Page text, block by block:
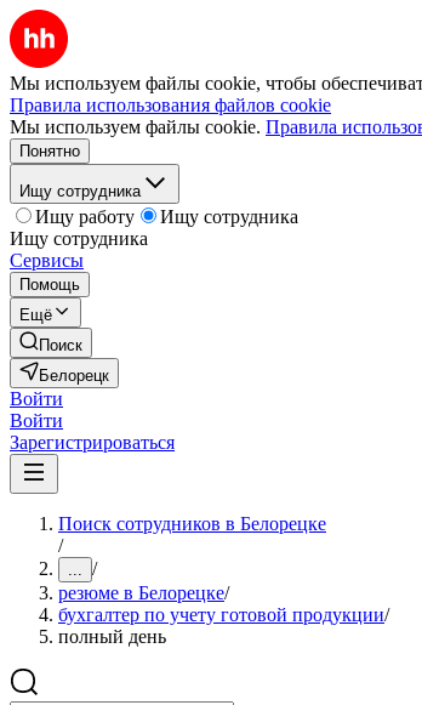
Мы используем файлы cookie, чтобы
Правила использования файлов cookie
Мы используем файлы cookie. Правила
Понятно
Ищу сотрудника
Ищу работу
Ищу сотрудника
Ищу сотрудника
Сервисы
Помощь
Ещё
Поиск
Белорецк
Войти
Войти
Зарегистрироваться
Поиск сотрудников в Белорецке
/
... /
резюме в Белорецке/
бухгалтер по учету готовой продукции/
полный день